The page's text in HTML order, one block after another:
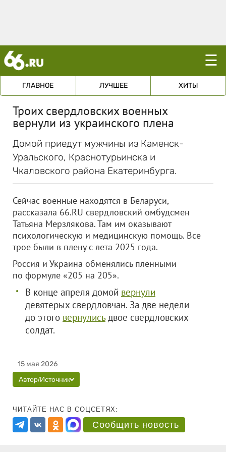
☰
ГЛАВНОЕ ЛУЧШЕЕ ХИТЫ
Троих свердловских военных
вернули из украинского плена
Домой приедут мужчины из Каменск-
Уральского, Краснотурьинска и
Чкаловского района Екатеринбурга.
Сейчас военные находятся в Беларуси,
рассказала 66.RU свердловский омбудсмен
Татьяна Мерзлякова. Там им оказывают
психологическую и медицинскую помощь. Все
трое были в плену с лета 2025 года.
Россия и Украина обменялись пленными
по формуле «205 на 205».
В конце апреля домой вернули
девятерых свердловчан. За две недели
до этого вернулисьдвое свердловских
солдат.
15 мая 2026
Автор/Источник
ЧИТАЙТЕ НАС В СОЦСЕТЯХ:
Сообщить новость